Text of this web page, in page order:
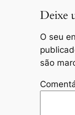
Deixe
O seu
são